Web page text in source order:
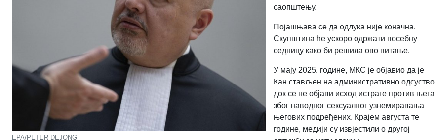
EPA/PETER DEJONG
саопштењу.
Појашњава се да одлука није коначна.
Скупштина ће ускоро одржати посебну
седницу како би решила ово питање.
У мају 2025. године, МКС је објавио да је
Кан стављен на административно одсуство
док се не објави исход истраге против њега
због наводног сексуалног узнемиравања
његових подређених. Крајем августа те
године, медији су извјестили о другој